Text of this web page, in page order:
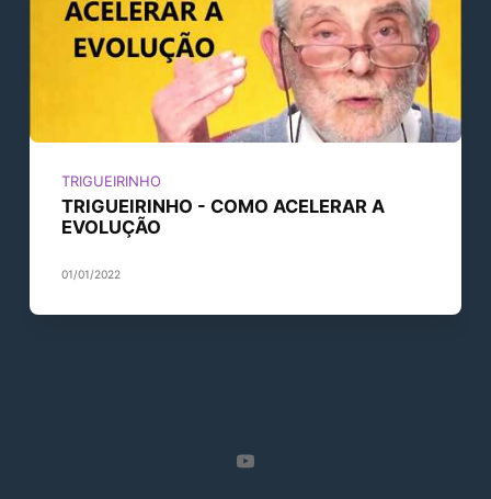
TRIGUEIRINHO
TRIGUEIRINHO - COMO ACELERAR A
EVOLUÇÃO
01/01/2022